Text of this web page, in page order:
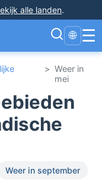
alle landen.
🌐 ☰
> Weer in
mei
Weer in september